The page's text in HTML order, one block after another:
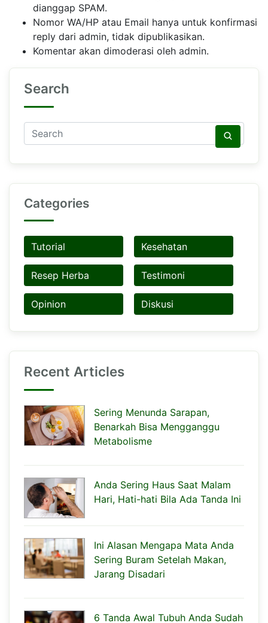
dianggap SPAM.
Nomor WA/HP atau Email hanya untuk konfirmasi
reply dari admin, tidak dipublikasikan.
Komentar akan dimoderasi oleh admin.
Search
Categories
Tutorial Kesehatan
Resep Herba Testimoni
Opinion Diskusi
Recent Articles
Sering Menunda Sarapan,
Benarkah Bisa Mengganggu
Metabolisme
Anda Sering Haus Saat Malam
Hari, Hati-hati Bila Ada Tanda Ini
Ini Alasan Mengapa Mata Anda
Sering Buram Setelah Makan,
Jarang Disadari
6 Tanda Awal Tubuh Anda Sudah